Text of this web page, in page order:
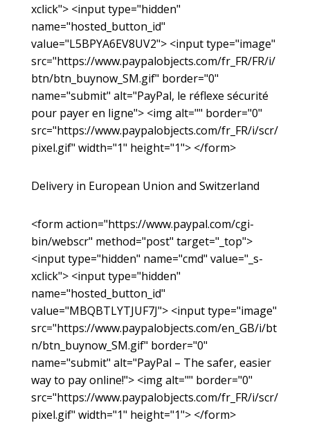
xclick"> <input type="hidden"
name="hosted_button_id"
value="L5BPYA6EV8UV2"> <input type="image"
src="https://www.paypalobjects.com/fr_FR/FR/i/
btn/btn_buynow_SM.gif" border="0"
name="submit" alt="PayPal, le réflexe sécurité
pour payer en ligne"> <img alt="" border="0"
src="https://www.paypalobjects.com/fr_FR/i/scr/
pixel.gif" width="1" height="1"> </form>
Delivery in European Union and Switzerland
<form action="https://www.paypal.com/cgi-
bin/webscr" method="post" target="_top">
<input type="hidden" name="cmd" value="_s-
xclick"> <input type="hidden"
name="hosted_button_id"
value="MBQBTLYTJUF7J"> <input type="image"
src="https://www.paypalobjects.com/en_GB/i/bt
n/btn_buynow_SM.gif" border="0"
name="submit" alt="PayPal – The safer, easier
way to pay online!"> <img alt="" border="0"
src="https://www.paypalobjects.com/fr_FR/i/scr/
pixel.gif" width="1" height="1"> </form>